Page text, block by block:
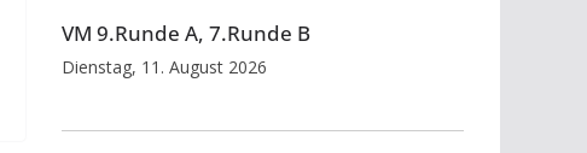
VM 9.Runde A, 7.Runde B
Dienstag, 11. August 2026